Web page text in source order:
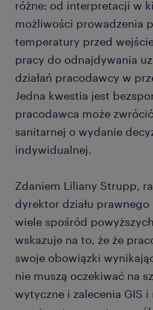
różne: od interpretacji w
możliwości prowadzenia
temperatury przed
pracy do odnajdywania
działań pracodawcy w
Jedna kwestia jest
pracodawca może
sanitarnej o wydanie
indywidualnej.
Zdaniem Liliany Strupp,
dyrektor działu prawnego
wiele spośród
wskazuje na to, że że
swoje obowiązki
nie muszą oczekiwać na
wytyczne i zalecenia GIS